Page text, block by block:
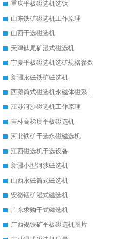
重庆平板磁选机选钛
山东铁矿磁选机工作原理
山西干选磁选机
天津钛尾矿湿式磁选机
宁夏平板磁选机选矿规格参数
新疆永磁铁矿磁选机
西藏筒式磁选机永磁体磁系设计
江苏河沙磁选机工作原理
吉林高梯度平板磁选机
河北铁矿干选永磁磁选机
江西磁选机干选设备
新疆小型河沙磁选机
山西永磁筒式磁选机
安徽锰矿湿式磁选机
广东求购干式磁选机
广西褐铁矿平板磁选机图片